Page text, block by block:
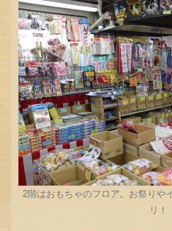
2階はおもちゃのフロア。お祭りや
リ！